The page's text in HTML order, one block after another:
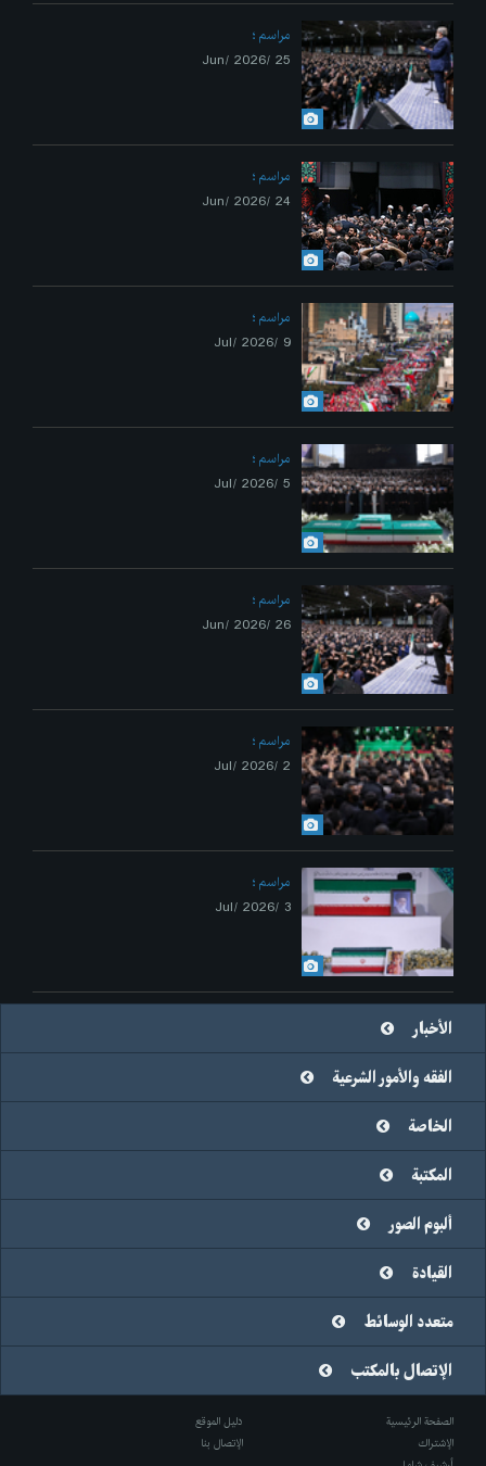
مراسم
25 /Jun/ 2026
مراسم
24 /Jun/ 2026
مراسم
9 /Jul/ 2026
مراسم
5 /Jul/ 2026
مراسم
26 /Jun/ 2026
مراسم
2 /Jul/ 2026
مراسم
3 /Jul/ 2026
الأخبار
الفقه والأمور الشرعية
الخاصة
المكتبة
ألبوم الصور
القيادة
متعدد الوسائط
الإتصال بالمكتب
الصفحة الرئيسية
دليل الموقع
الإشتراك
الإتصال بنا